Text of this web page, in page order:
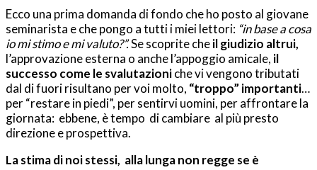
Ecco una prima domanda di fondo che ho posto al giovane
seminarista e che pongo a tutti i miei lettori: “in base a cosa
io mi stimo e mi valuto?”.Se scoprite cheil giudizio altrui,
l’approvazione esterna o anche l’appoggio amicale, il
successo come le svalutazioniche vi vengono tributati
dal di fuori risultano per voi molto, “troppo” importanti…
per “restare in piedi”, per sentirvi uomini, per affrontare la
giornata: ebbene, è tempo di cambiare al più presto
direzione e prospettiva.
La stima di noi stessi, alla lunga non regge se è